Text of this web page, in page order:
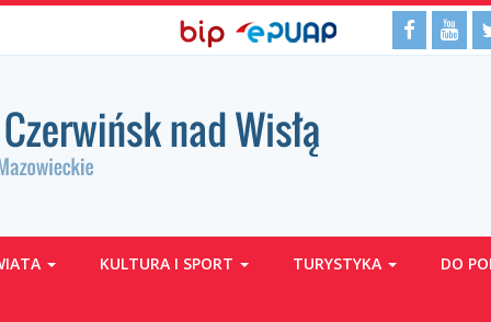
ePUAP
Biuletyn
Informacji
EPUAP
Media
KULTURA I SPORT TURYSTYKA DO